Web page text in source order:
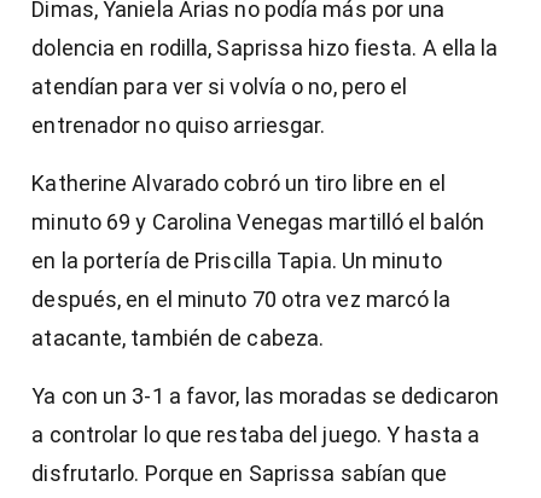
Dimas, Yaniela Arias no podía más por una
dolencia en rodilla, Saprissa hizo fiesta. A ella la
atendían para ver si volvía o no, pero el
entrenador no quiso arriesgar.
Katherine Alvarado cobró un tiro libre en el
minuto 69 y Carolina Venegas martilló el balón
en la portería de Priscilla Tapia. Un minuto
después, en el minuto 70 otra vez marcó la
atacante, también de cabeza.
Ya con un 3-1 a favor, las moradas se dedicaron
a controlar lo que restaba del juego. Y hasta a
disfrutarlo. Porque en Saprissa sabían que